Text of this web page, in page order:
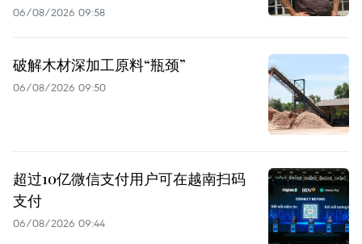
06/08/2026 09:58
破解木材深加工原料“瓶颈”
06/08/2026 09:50
超过10亿微信支付用户可在越南扫码
支付
06/08/2026 09:44